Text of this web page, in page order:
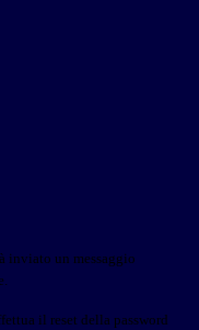
inviato un messaggio
il reset della password